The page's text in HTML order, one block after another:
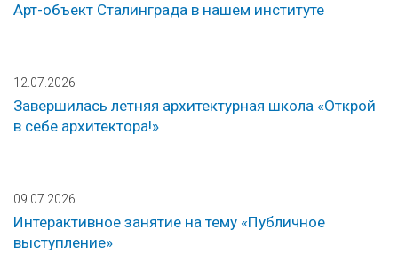
Арт-объект Сталинграда в нашем институте
12.07.2026
Завершилась летняя архитектурная школа «Открой
в себе архитектора!»
09.07.2026
Интерактивное занятие на тему «Публичное
выступление»